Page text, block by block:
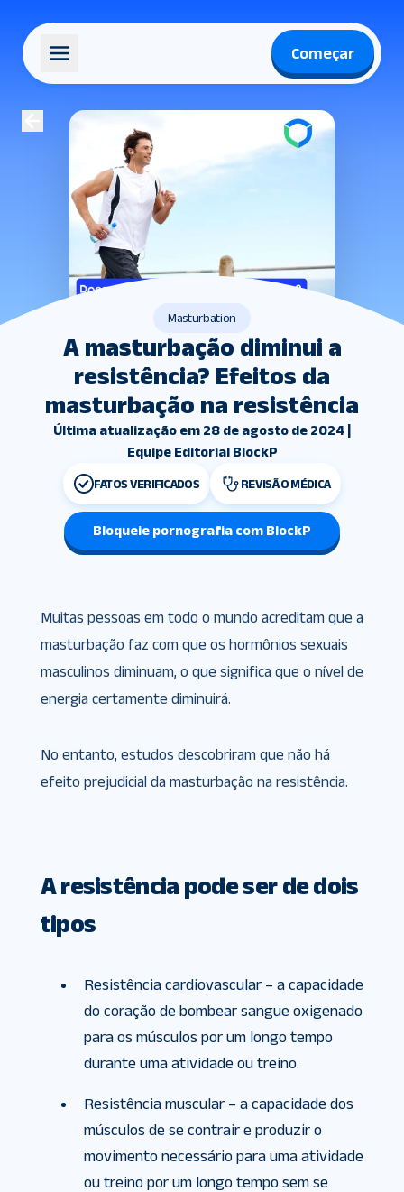
Começar
Masturbation
A masturbação diminui a
resistência? Efeitos da
masturbação na resistência
Última atualização em 28 de agosto de 2024 |
Equipe Editorial BlockP
FATOS VERIFICADOS REVISÃO MÉDICA
Bloqueie pornografia com BlockP
Muitas pessoas em todo o mundo acreditam que a
masturbação faz com que os hormônios sexuais
masculinos diminuam, o que significa que o nível de
energia certamente diminuirá.
No entanto, estudos descobriram que não há
efeito prejudicial da masturbação na resistência.
A resistência pode ser de dois
tipos
Resistência cardiovascular – a capacidade
do coração de bombear sangue oxigenado
para os músculos por um longo tempo
durante uma atividade ou treino.
Resistência muscular – a capacidade dos
músculos de se contrair e produzir o
movimento necessário para uma atividade
ou treino por um longo tempo sem se